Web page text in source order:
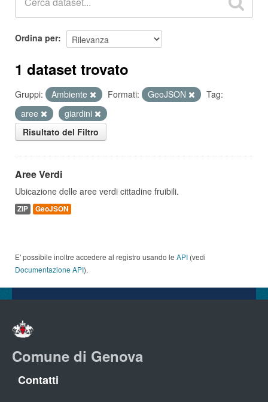
Ordina per
1 dataset trovato
Gruppi: Ambiente Formati: GeoJSON
Tag:
aree
giardini
Risultato del Filtro
Aree Verdi
Ubicazione delle aree verdi cittadine fruibili.
ZIP GeoJSON
E' possibile inoltre accedere al registro usando le API (vedi
Documentazione API).
Comune di Genova
Contatti